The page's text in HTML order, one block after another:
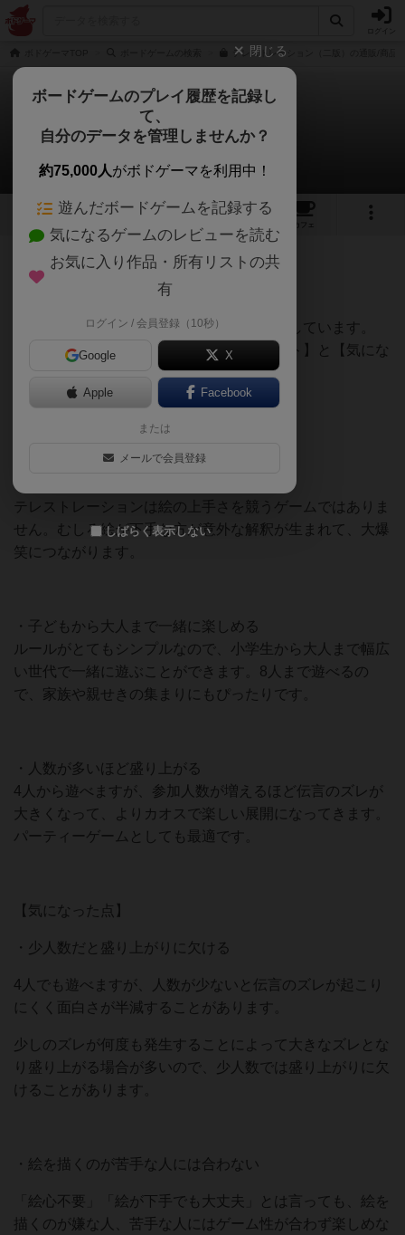
テレストレーション（二版）の通販/商品
テレストレーション
てうさんのレビュー
16 2 54
カフェ
184名 0名 0 12ヶ月前
様々なボードゲームのレビュー記事を掲載しています。
その中から【おすすめ・魅力・良いポイント】と【気にな
った点】をまとめました。
・絵心不要！下手な絵ほど盛り上がる
テレストレーションは絵の上手さを競うゲームではありま
せん。むしろ絵が下手な方が意外な解釈が生まれて、大爆
笑につながります。
・子どもから大人まで一緒に楽しめる
ルールがとてもシンプルなので、小学生から大人まで幅広
い世代で一緒に遊ぶことができます。8人まで遊べるの
で、家族や親せきの集まりにもぴったりです。
・人数が多いほど盛り上がる
4人から遊べますが、参加人数が増えるほど伝言のズレが
大きくなって、よりカオスで楽しい展開になってきます。
パーティーゲームとしても最適です。
【気になった点】
・少人数だと盛り上がりに欠ける
4人でも遊べますが、人数が少ないと伝言のズレが起こり
にくく面白さが半減することがあります。
少しのズレが何度も発生することによって大きなズレとな
り盛り上がる場合が多いので、少人数では盛り上がりに欠
けることがあります。
・絵を描くのが苦手な人には合わない
「絵心不要」「絵が下手でも大丈夫」とは言っても、絵を
描くのが嫌な人、苦手な人にはゲーム性が合わず楽しめな
閉じる
ボードゲームのプレイ履歴を記録し
て、
自分のデータを管理しませんか？
約75,000人がボドゲーマを利用中！
遊んだボードゲームを記録する
気になるゲームのレビューを読む
お気に入り作品・所有リストの共
有
ログイン / 会員登録（10秒）
Google X
Apple Facebook
または
メールで会員登録
しばらく表示しない